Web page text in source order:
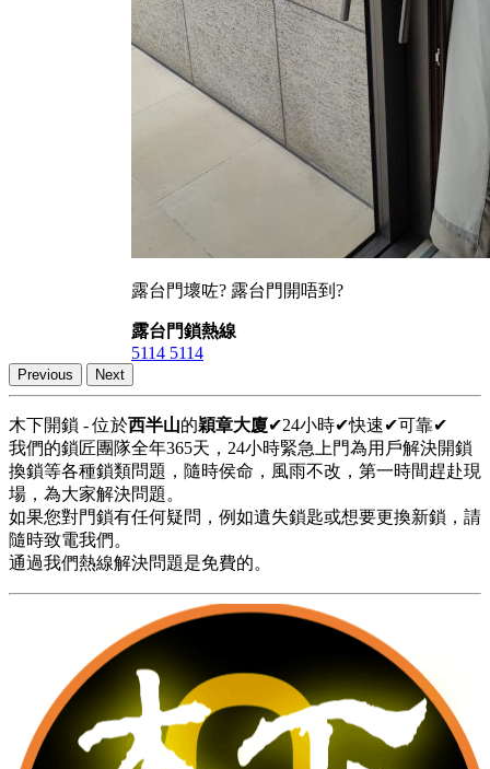
露台門壞咗? 露台門開唔到?
露台門鎖熱線
5114 5114
Previous Next
木下開鎖 - 位於西半山的穎章大廈✔24小時✔快速✔可靠✔
我們的鎖匠團隊全年365天，24小時緊急上門為用戶解決開鎖
換鎖等各種鎖類問題，隨時侯命，風雨不改，第一時間趕赴現
場，為大家解決問題。
如果您對門鎖有任何疑問，例如遺失鎖匙或想要更換新鎖，請
隨時致電我們。
通過我們熱線解決問題是免費的。